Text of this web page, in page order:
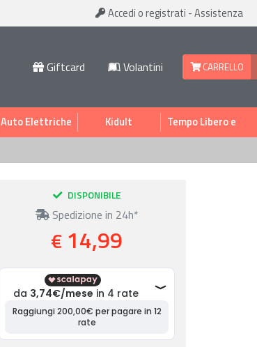
Accedi o registrati -Assistenza
Giftcard Volantini CARRELLO
Auto Elettriche Kidult
Tempo Libero e
Sport
DISPONIBILE
Spedizione in 24h*
€ 14,99